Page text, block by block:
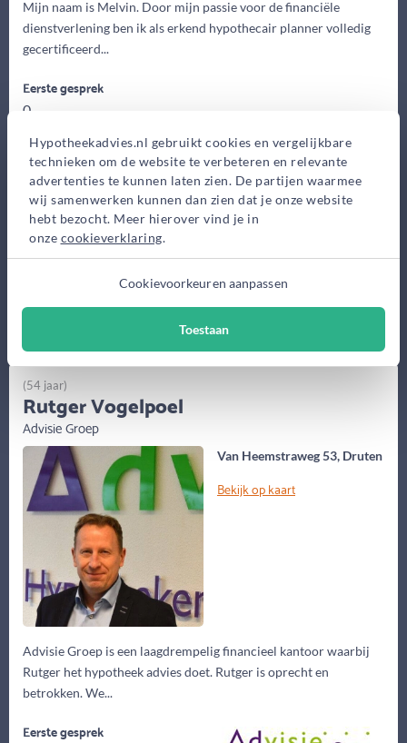
Hypotheekadvies.nl gebruikt cookies en vergelijkbare
technieken om de website te verbeteren en relevante
advertenties te kunnen laten zien. De partijen waarmee
wij samenwerken kunnen dan zien dat je onze website
hebt bezocht. Meer hierover vind je in
onze cookieverklaring.
Cookievoorkeuren aanpassen
Toestaan
Mijn naam is Melvin. Door mijn passie voor de financiële
dienstverlening ben ik als erkend hypothecair planner volledig
gecertificeerd...
Eerste gesprek
0,-
Advieskosten
2.500,-
Maak gratis afspraak
Meer informatie
Van Heemstraweg 53, Druten
Bekijk op kaart
Advisie Groep is een laagdrempelig financieel kantoor waarbij
Rutger het hypotheek advies doet. Rutger is oprecht en
betrokken. We...
(54 jaar)
Rutger Vogelpoel
Advisie Groep
Eerste gesprek